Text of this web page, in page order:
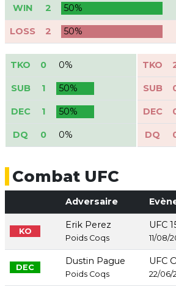
WIN 2 50%
LOSS 2 50%
TKO 0 0%
SUB 1 50%
DEC 1 50%
DQ 0 0%
TKO
SUB
DEC
DQ
Combat UFC
Adversaire
KO
Erik Perez
Poids Coqs
UFC
11/08/
DEC
Dustin Pague
Poids Coqs
UFC
22/06/